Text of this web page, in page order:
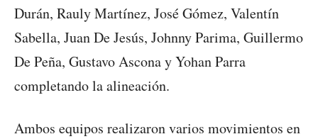
Durán, Rauly Martínez, José Gómez, Valentín
Sabella, Juan De Jesús, Johnny Parima, Guillermo
De Peña, Gustavo Ascona y Yohan Parra
completando la alineación.
Ambos equipos realizaron varios movimientos en